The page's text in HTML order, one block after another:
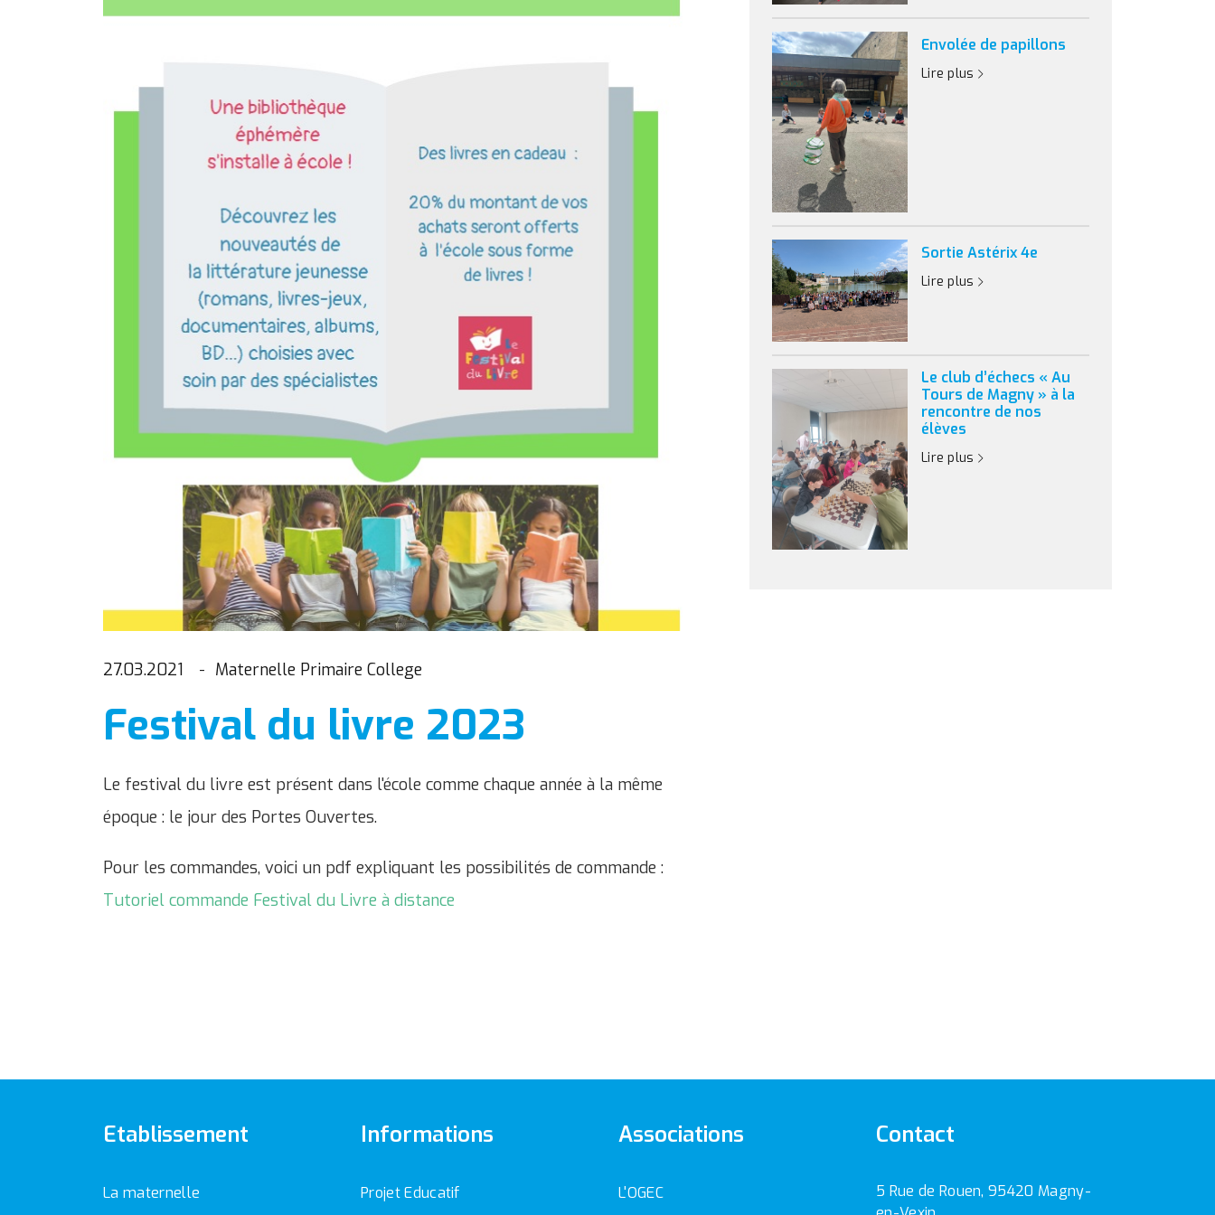
27.03.2021 Maternelle Primaire College
Festival du livre 2023
Le festival du livre est présent dans l'école comme chaque année à la même
époque : le jour des Portes Ouvertes.
Pour les commandes, voici un pdf expliquant les possibilités de commande :
Tutoriel commande Festival du Livre à distance
Envolée de papillons
Lire plus
Sortie Astérix 4e
Lire plus
Le club d’échecs « Au
Tours de Magny » à la
rencontre de nos
élèves
Lire plus
Etablissement
La maternelle
Informations
Projet Educatif
Associations
L'OGEC
Contact
5 Rue de Rouen, 95420 Magny-